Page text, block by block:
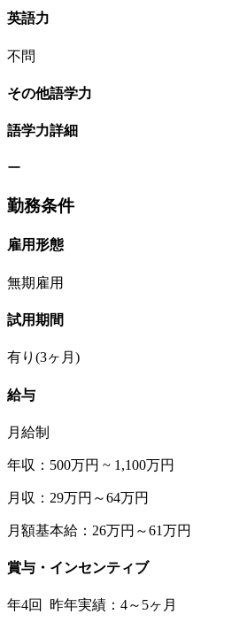
英語力
不問
その他語学力
語学力詳細
ー
勤務条件
雇用形態
無期雇用
試用期間
有り(3ヶ月)
給与
月給制
年収：500万円 ~ 1,100万円
月収：29万円～64万円
月額基本給：26万円～61万円
賞与・インセンティブ
年4回 昨年実績：4～5ヶ月